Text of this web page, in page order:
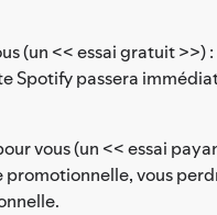
(un << essai gratuit >>)
Spotify passera
vous (un << essai
vous